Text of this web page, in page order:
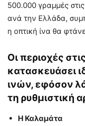
500.000 γραμμές
ανά την Ελλάδα,
η οπτική ίνα θα
Οι περιοχές
κατασκευάσει
ινών, εφόσον
τη ρυθμιστική
Η Καλαμάτα